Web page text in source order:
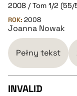
pobierz cytat
BIBTEX
pobierz cytat
2008 / Tom 1/2
ROK: 2008
Joanna Nowak
Pełny tekst
INVALID